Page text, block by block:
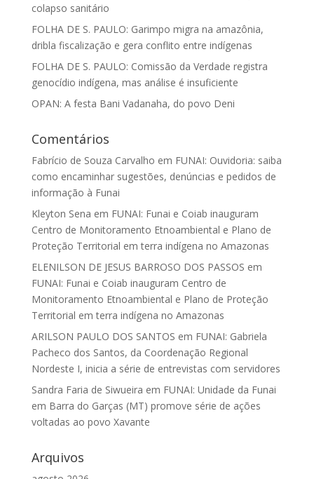
colapso sanitário
FOLHA DE S. PAULO: Garimpo migra na amazônia,
dribla fiscalização e gera conflito entre indígenas
FOLHA DE S. PAULO: Comissão da Verdade registra
genocídio indígena, mas análise é insuficiente
OPAN: A festa Bani Vadanaha, do povo Deni
Comentários
Fabrício de Souza Carvalho em FUNAI: Ouvidoria: saiba
como encaminhar sugestões, denúncias e pedidos de
informação à Funai
Kleyton Sena em FUNAI: Funai e Coiab inauguram
Centro de Monitoramento Etnoambiental e Plano de
Proteção Territorial em terra indígena no Amazonas
ELENILSON DE JESUS BARROSO DOS PASSOS em
FUNAI: Funai e Coiab inauguram Centro de
Monitoramento Etnoambiental e Plano de Proteção
Territorial em terra indígena no Amazonas
ARILSON PAULO DOS SANTOS em FUNAI: Gabriela
Pacheco dos Santos, da Coordenação Regional
Nordeste I, inicia a série de entrevistas com servidores
Sandra Faria de Siwueira em FUNAI: Unidade da Funai
em Barra do Garças (MT) promove série de ações
voltadas ao povo Xavante
Arquivos